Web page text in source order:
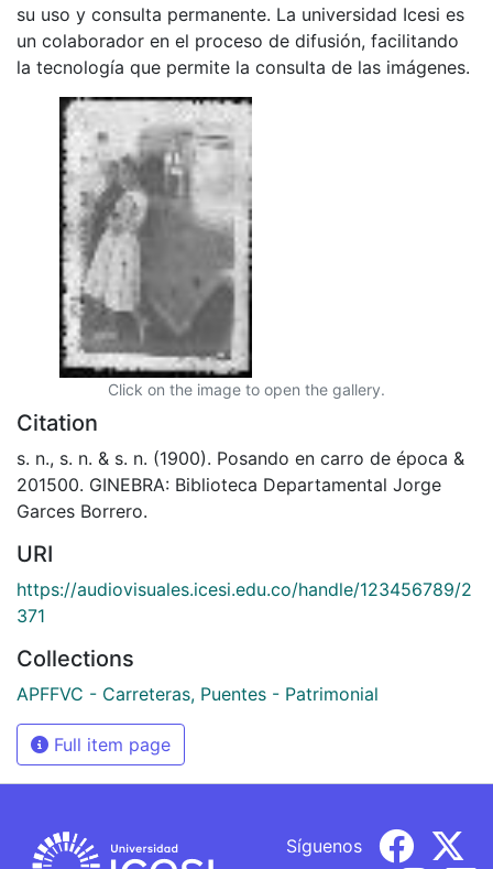
su uso y consulta permanente. La universidad Icesi es
un colaborador en el proceso de difusión, facilitando
la tecnología que permite la consulta de las imágenes.
Click on the image to open the gallery.
Citation
s. n., s. n. & s. n. (1900). Posando en carro de época &
201500. GINEBRA: Biblioteca Departamental Jorge
Garces Borrero.
URI
https://audiovisuales.icesi.edu.co/handle/123456789/2
371
Collections
APFFVC - Carreteras, Puentes - Patrimonial
Full item page
Síguenos